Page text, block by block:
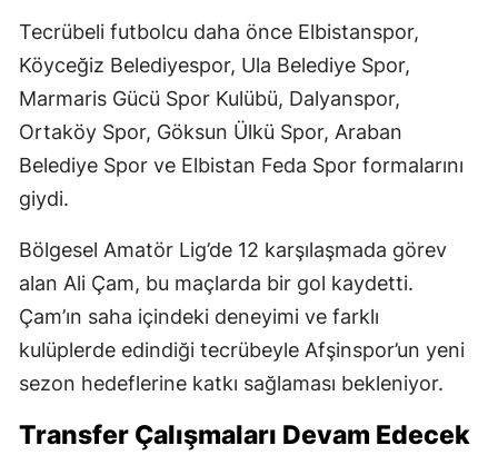
Tecrübeli futbolcu daha önce Elbistanspor,
Köyceğiz Belediyespor, Ula Belediye Spor,
Marmaris Gücü Spor Kulübü, Dalyanspor,
Ortaköy Spor, Göksun Ülkü Spor, Araban
Belediye Spor ve Elbistan Feda Spor formalarını
giydi.
Bölgesel Amatör Lig’de 12 karşılaşmada görev
alan Ali Çam, bu maçlarda bir gol kaydetti.
Çam’ın saha içindeki deneyimi ve farklı
kulüplerde edindiği tecrübeyle Afşinspor’un yeni
sezon hedeflerine katkı sağlaması bekleniyor.
Transfer Çalışmaları Devam Edecek